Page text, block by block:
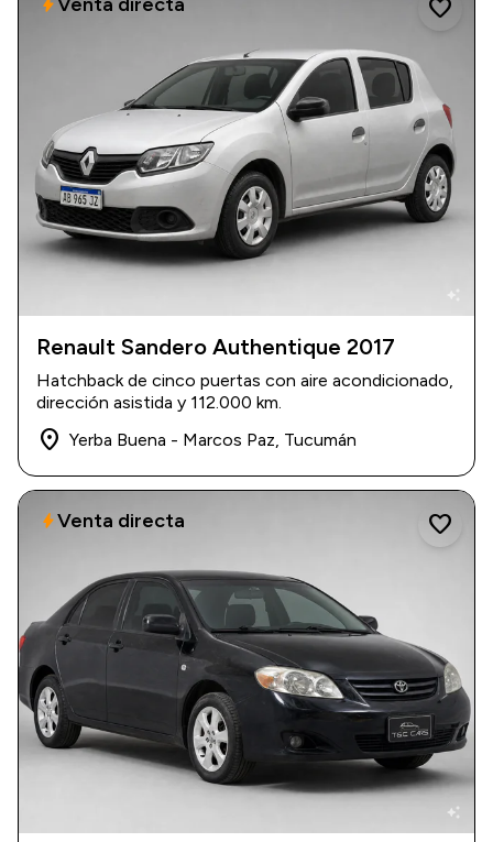
auto_awesome
2017 112.000 km
$ 13.600.000
Renault Sandero Authentique 2017
Hatchback de cinco puertas con aire acondicionado,
dirección asistida y 112.000 km.
place Yerba Buena - Marcos Paz, Tucumán
favorite
auto_awesome
favorite
boltVenta directa